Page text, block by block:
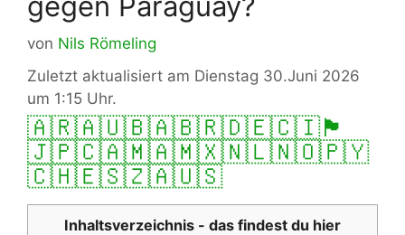
von Nils Römeling
Zuletzt aktualisiert am Dienstag 30.Juni 2026
um 1:15 Uhr.
🇦🇷🇦🇺🇧🇦🇧🇷🇩🇪🇨🇮🏴󠁧󠁢󠁥󠁮󠁧󠁿
🇯🇵🇨🇦🇲🇦🇲🇽🇳🇱🇳🇴🇵🇾
🇨🇭🇪🇸🇿🇦🇺🇸
Inhaltsverzeichnis - das findest du hier